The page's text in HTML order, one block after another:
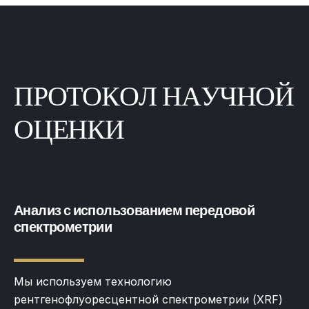
ПРОТОКОЛНАУЧНОЙ
ОЦЕНКИ
Анализ с использованием передовой
спектрометрии
Мы используем технологию
рентгенофлуоресцентной спектрометрии (XRF)